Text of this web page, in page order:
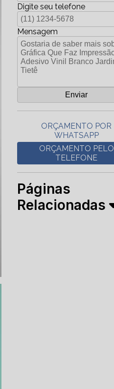
Digite seu telefone
Mensagem
ORÇAMENTO POR
WHATSAPP
ORÇAMENTO PELO
TELEFONE
Páginas
Relacionadas